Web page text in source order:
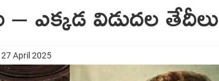
ఎక్కడ విడుదల తేదీలు
April 2025